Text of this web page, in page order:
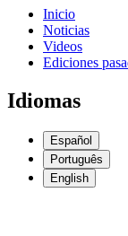
Inicio
Noticias
Videos
Ediciones
Idiomas
Español
Português
English